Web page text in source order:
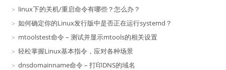
linux下的关机/重启命令有哪些？怎么办？
如何确定你的Linux发行版中是否正在运行systemd？
mtoolstest命令 – 测试并显示mtools的相关设置
轻松掌握Linux基本指令，应对各种场景
dnsdomainname命令 – 打印DNS的域名